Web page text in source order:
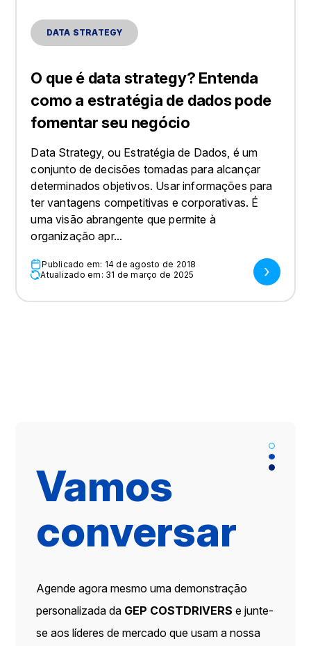
DATA STRATEGY
O que é data strategy? Entenda
como a estratégia de dados pode
fomentar seu negócio
Data Strategy, ou Estratégia de Dados, é um
conjunto de decisões tomadas para alcançar
determinados objetivos. Usar informações para
ter vantagens competitivas e corporativas. É
uma visão abrangente que permite à
organização apr...
Publicado em: 14 de agosto de 2018
Atualizado em: 31 de março de 2025
Vamos
conversar
Agende agora mesmo uma demonstração
personalizada da GEP COSTDRIVERS e junte-
se aos líderes de mercado que usam a nossa